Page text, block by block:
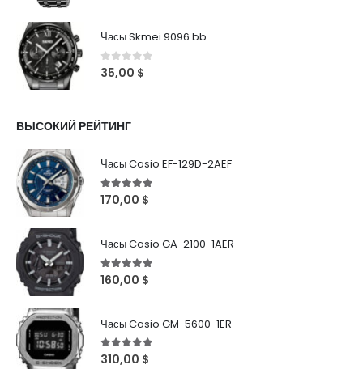
Часы Skmei 9096 bb
0out of 5
35,00 $
ВЫСОКИЙ РЕЙТИНГ
Часы Casio EF-129D-2AEF
5out of 5
170,00 $
Часы Casio GA-2100-1AER
5out of 5
160,00 $
Часы Casio GM-5600-1ER
5out of 5
310,00 $